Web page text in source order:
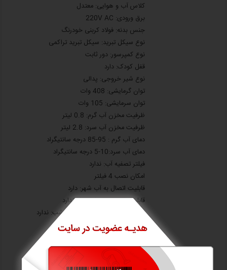
کلاس آب و هوایی: معتدل
برق ورودی: 220V AC
جنس بدنه: فولاد کربنی خودرنگ
نوع سیکل تبرید: سیکل تبرید تراکمی
نوع کمپرسور: دور ثابت
قفل کودک: دارد
نوع شیر خروجی: پدالی
توان گرمایشی: 408 وات
توان سرمایشی: 105 وات
ظرفیت مخزن آب گرم: 0.8 لیتر
ظرفیت مخزن آب سرد: 2.8 لیتر
دمای آب گرم : 95-85 درجه سانتیگراد
دمای آب سرد:10-5 درجه سانتیگراد
فیلتر تصفیه آب: ندارد
امکان نصب 4 فیلتر
قابلیت اتصال به آب شهر: دارد
قابلیت نصب منبع فیلتردار: ندارد
سنسور کاهش مصرف انرژی در شب: ندارد
رنگ بدنه: سفید
وزن خالص: 14.1 کیلوگرم
وزن ناخالص: 21.1 کیلوگرم
ابعاد خالص (عرض×عمق×ارتفاع):